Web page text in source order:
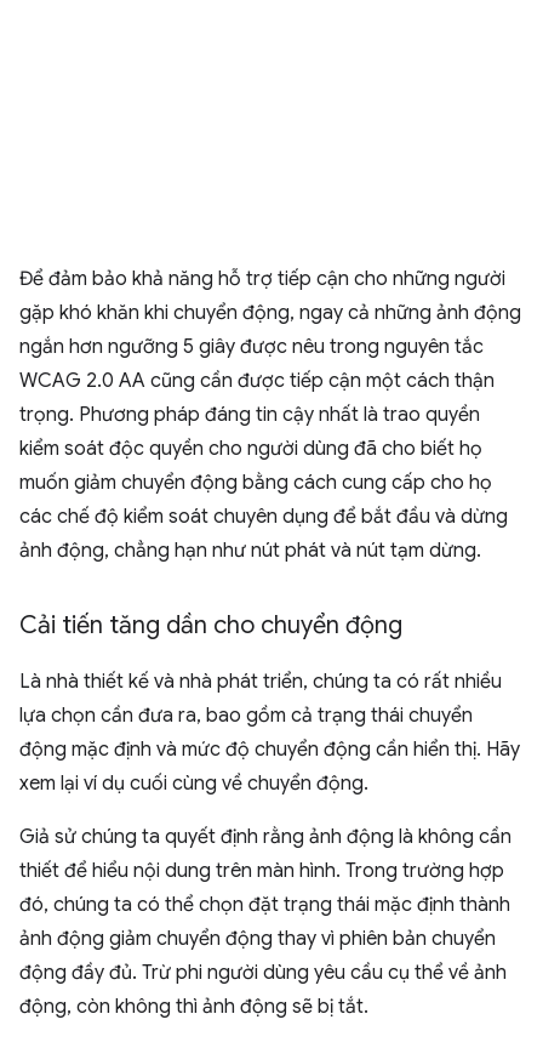
Để đảm bảo khả năng hỗ trợ tiếp cận cho những người
gặp khó khăn khi chuyển động, ngay cả những ảnh động
ngắn hơn ngưỡng 5 giây được nêu trong nguyên tắc
WCAG 2.0 AA cũng cần được tiếp cận một cách thận
trọng. Phương pháp đáng tin cậy nhất là trao quyền
kiểm soát độc quyền cho người dùng đã cho biết họ
muốn giảm chuyển động bằng cách cung cấp cho họ
các chế độ kiểm soát chuyên dụng để bắt đầu và dừng
ảnh động, chẳng hạn như nút phát và nút tạm dừng.
Cải tiến tăng dần cho chuyển động
Là nhà thiết kế và nhà phát triển, chúng ta có rất nhiều
lựa chọn cần đưa ra, bao gồm cả trạng thái chuyển
động mặc định và mức độ chuyển động cần hiển thị. Hãy
xem lại ví dụ cuối cùng về chuyển động.
Giả sử chúng ta quyết định rằng ảnh động là không cần
thiết để hiểu nội dung trên màn hình. Trong trường hợp
đó, chúng ta có thể chọn đặt trạng thái mặc định thành
ảnh động giảm chuyển động thay vì phiên bản chuyển
động đầy đủ. Trừ phi người dùng yêu cầu cụ thể về ảnh
động, còn không thì ảnh động sẽ bị tắt.